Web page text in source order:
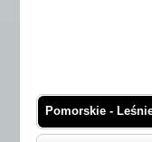
Pomorskie -